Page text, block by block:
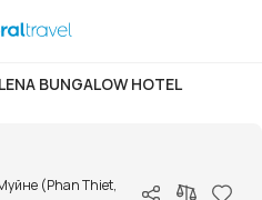
BUNGALOW HOTEL
(Phan Thiet,